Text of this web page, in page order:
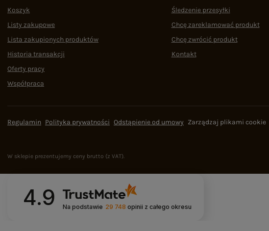
Koszyk
Listy zakupowe
Lista zakupionych produktów
Historia transakcji
Oferty pracy
Współpraca
Śledzenie przesyłki
Chcę zareklamować produkt
Chcę zwrócić produkt
Kontakt
Regulamin Polityka prywatności Odstąpienie od umowy Zarządzaj plikami cookie
W sklepie prezentujemy ceny brutto (z VAT).
4.9 Na podstawie 29 748 opinii z całego okresu